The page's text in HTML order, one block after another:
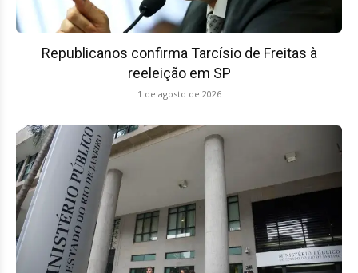
Republicanos confirma Tarcísio de Freitas à
reeleição em SP
1 de agosto de 2026